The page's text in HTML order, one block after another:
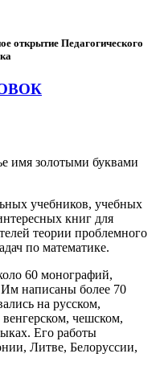
открытие Педагогического
имя золотыми буквами
учебников, учебных
книг для
теории проблемного
по математике.
60 монографий,
написаны более 70
на русском,
чешском,
Его работы
Литве, Белоруссии,